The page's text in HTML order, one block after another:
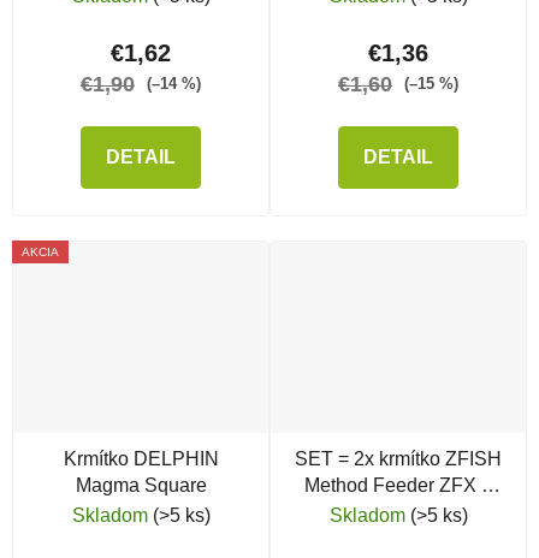
€1,62
€1,90 (–14 %)
DETAIL
€1,36
€1,60 (–15 %)
DETAIL
AKCIA
Krmítko DELPHIN
Magma Square
Skladom (>5 ks)
SET = 2x krmítko ZFISH
Method Feeder ZFX +
silikónová forma
Skladom (>5 ks)